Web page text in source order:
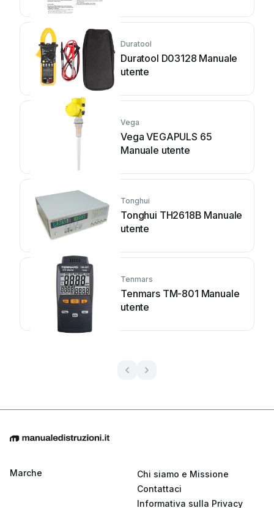
Duratool
Duratool D03128 Manuale
utente
Vega
Vega VEGAPULS 65
Manuale utente
Tonghui
Tonghui TH2618B Manuale
utente
Tenmars
Tenmars TM-801 Manuale
utente
Marche
Chi siamo e Missione
Contattaci
Informativa sulla Privacy